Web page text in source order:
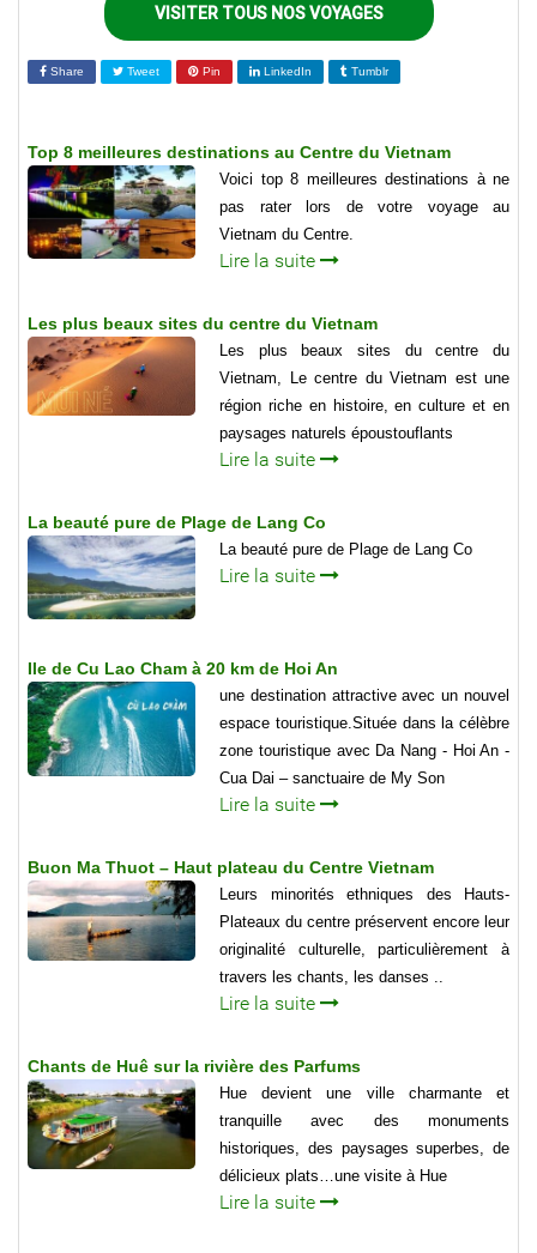
VISITER TOUS NOS VOYAGES
Share Tweet Pin LinkedIn Tumblr
Top 8 meilleures destinations au Centre du Vietnam
Voici top 8 meilleures destinations à ne
pas rater lors de votre voyage au
Vietnam du Centre.
Lire la suite
Les plus beaux sites du centre du Vietnam
Les plus beaux sites du centre du
Vietnam, Le centre du Vietnam est une
région riche en histoire, en culture et en
paysages naturels époustouflants
Lire la suite
La beauté pure de Plage de Lang Co
La beauté pure de Plage de Lang Co
Lire la suite
Ile de Cu Lao Cham à 20 km de Hoi An
une destination attractive avec un nouvel
espace touristique.Située dans la célèbre
zone touristique avec Da Nang - Hoi An -
Cua Dai – sanctuaire de My Son
Lire la suite
Buon Ma Thuot – Haut plateau du Centre Vietnam
Leurs minorités ethniques des Hauts-
Plateaux du centre préservent encore leur
originalité culturelle, particulièrement à
travers les chants, les danses ..
Lire la suite
Chants de Huê sur la rivière des Parfums
Hue devient une ville charmante et
tranquille avec des monuments
historiques, des paysages superbes, de
délicieux plats…une visite à Hue
Lire la suite